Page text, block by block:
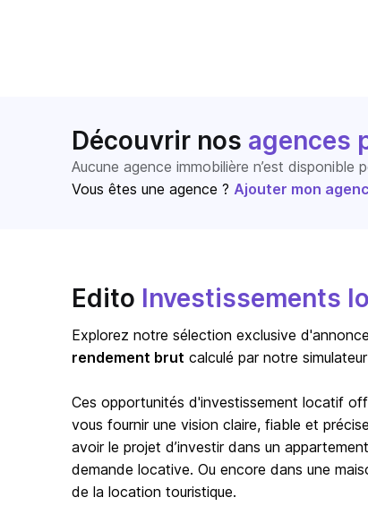
Découvrir nos agences
Aucune agence immobilière n’est disponible
Vous êtes une agence ? Ajouter mon
Edito Investissements
Explorez notre sélection exclusive
rendement brut calculé par notre
Ces opportunités d'investissement locatif
vous fournir une vision claire, fiable et
avoir le projet d’investir dans un
demande locative. Ou encore dans une
de la location touristique.